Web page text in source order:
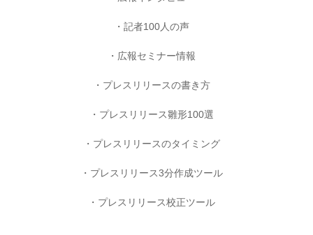
記者100人の声
広報セミナー情報
プレスリリースの書き方
プレスリリース雛形100選
プレスリリースのタイミング
プレスリリース3分作成ツール
プレスリリース校正ツール